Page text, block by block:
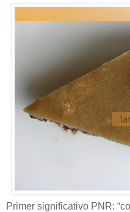
Primer significativo PNR: